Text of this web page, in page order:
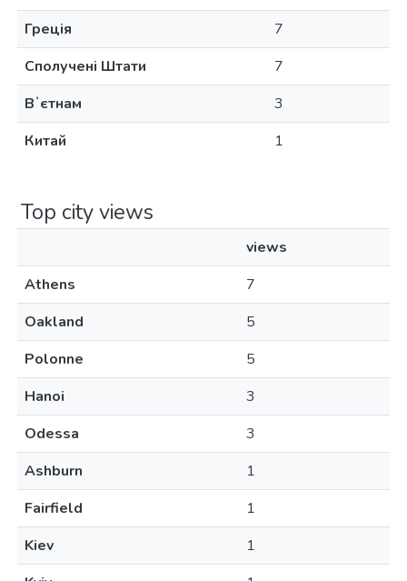
Греція
7
Сполучені Штати
7
Вʼєтнам
3
Китай
1
Top city views
views
Athens
7
Oakland
5
Polonne
5
Hanoi
3
Odessa
3
Ashburn
1
Fairfield
1
Kiev
1